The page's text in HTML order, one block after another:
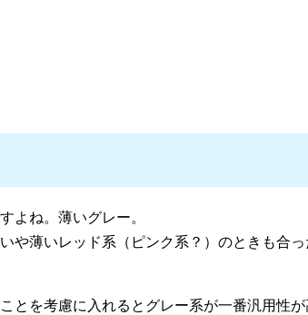
よね。薄いグレー。
や薄いレッド系（ピンク系？）のときも合っ
とを考慮に入れるとグレー系が一番汎用性が